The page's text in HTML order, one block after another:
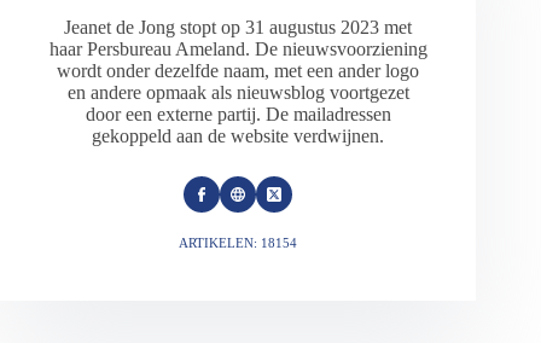
Jeanet de Jong stopt op 31 augustus 2023 met
haar Persbureau Ameland. De nieuwsvoorziening
wordt onder dezelfde naam, met een ander logo
en andere opmaak als nieuwsblog voortgezet
door een externe partij. De mailadressen
gekoppeld aan de website verdwijnen.
ARTIKELEN: 18154